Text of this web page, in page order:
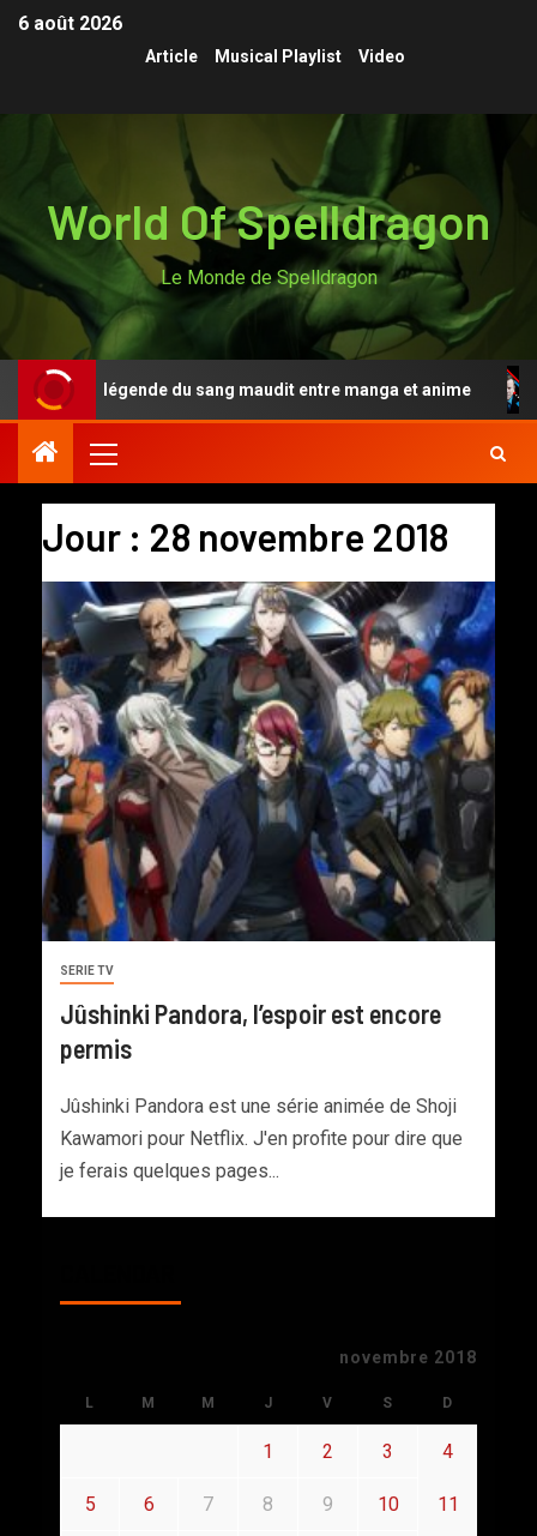
6 août 2026
Article Musical Playlist Video
World Of Spelldragon
Le Monde de Spelldragon
Anki, la légende du sang maudit entre manga et anime
Jour : 28 novembre 2018
SERIE TV
Jûshinki Pandora, l’espoir est encore
permis
Jûshinki Pandora est une série animée de Shoji
Kawamori pour Netflix. J'en profite pour dire que
je ferais quelques pages...
novembre 2018
L M M J V S D
1 2 3 4
5 6 7 8 9 10 11